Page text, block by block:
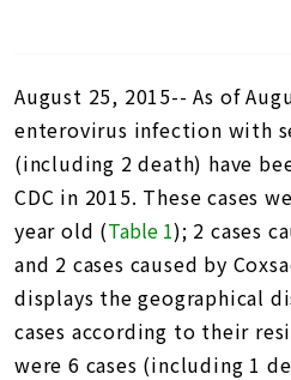
August 25, 2015-- As of
enterovirus infection with
(including 2 death) have
CDC in 2015. These cases
year old (Table 1); 2 cases
and 2 cases caused by
displays the geographical
cases according to their
were 6 cases (including 1